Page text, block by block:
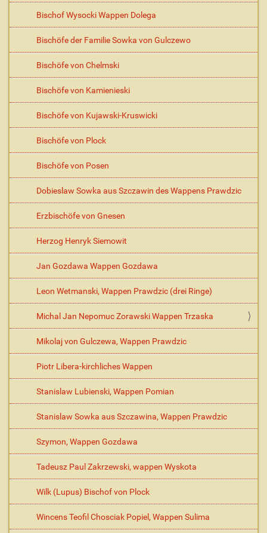
Bischof Wysocki Wappen Dolega
Bischöfe der Familie Sowka von Gulczewo
Bischöfe von Chelmski
Bischöfe von Kamienieski
Bischöfe von Kujawski-Kruswicki
Bischöfe von Plock
Bischöfe von Posen
Dobieslaw Sowka aus Szczawin des Wappens Prawdzic
Erzbischöfe von Gnesen
Herzog Henryk Siemowit
Jan Gozdawa Wappen Gozdawa
Leon Wetmanski, Wappen Prawdzic (drei Ringe)
Michal Jan Nepomuc Zorawski Wappen Trzaska
Mikolaj von Gulczewa, Wappen Prawdzic
Piotr Libera-kirchliches Wappen
Stanislaw Lubienski, Wappen Pomian
Stanislaw Sowka aus Szczawina, Wappen Prawdzic
Szymon, Wappen Gozdawa
Tadeusz Paul Zakrzewski, wappen Wyskota
Wilk (Lupus) Bischof von Plock
Wincens Teofil Chosciak Popiel, Wappen Sulima